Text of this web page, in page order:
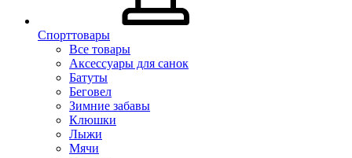
Спорттовары
Все товары
Аксессуары для санок
Батуты
Беговел
Зимние забавы
Клюшки
Лыжи
Мячи